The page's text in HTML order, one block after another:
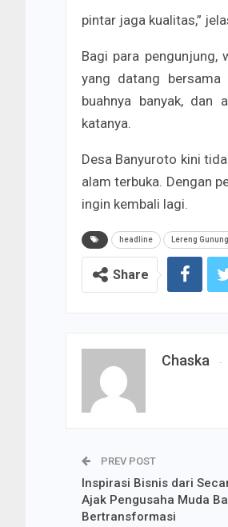
pintar jaga kualitas,”
Bagi para pengunjung,
yang datang bersama
buahnya banyak, dan
katanya.
Desa Banyuroto kini
alam terbuka. Dengan
ingin kembali lagi.
headline Lereng
Share
Chaska
PREV POST
Inspirasi Bisnis dari
Ajak Pengusaha Muda
Bertransformasi